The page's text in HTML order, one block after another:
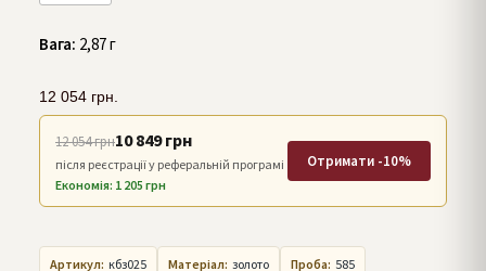
Вага: 2,87 г
12 054 грн.
12 054 грн10 849 грн
після реєстрації у реферальній програмі
Економія: 1 205 грн
Отримати -10%
Артикул: кбз025 Матеріал: золото Проба: 585